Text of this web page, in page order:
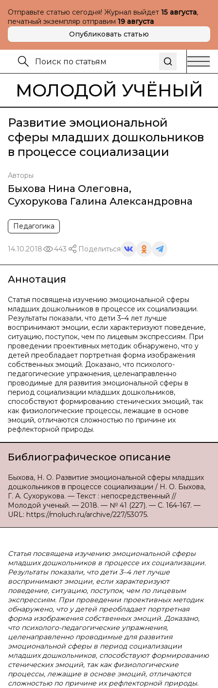
Отправьте статью сегодня! Журнал выйдет 15 августа,
печатный экземпляр отправим 19 августа
Опубликовать статью
МОЛОДОЙ УЧЁНЫЙ
Развитие эмоциональной
сферы младших дошкольников
в процессе социализации
Авторы
Быхова Нина Олеговна,
Сухорукова Галина Александровна
Педагогика
14.10.2018 443 Поделиться
Аннотация
Статья посвящена изучению эмоциональной сферы
младших дошкольников в процессе их социализации.
Результаты показали, что дети 3–4 лет лучше
воспринимают эмоции, если характеризуют поведение,
ситуацию, поступок, чем по лицевым экспрессиям. При
проведении проективных методик обнаружено, что у
детей преобладает портретная форма изображения
собственных эмоций. Доказано, что психолого-
педагогические упражнения, целенаправленно
проводимые для развития эмоциональной сферы в
период социализации младших дошкольников,
способствуют формированию стенических эмоций, так
как физиологические процессы, лежащие в основе
эмоций, отличаются сложностью по причине их
рефлекторной природы.
Библиографическое описание
Быхова, Н. О. Развитие эмоциональной сферы младших
дошкольников в процессе социализации / Н. О. Быхова,
Г. А. Сухорукова. — Текст : непосредственный //
Молодой ученый. — 2018. — № 41 (227). — С. 164-167. —
URL: https://moluch.ru/archive/227/53075.
Статья посвящена изучению эмоциональной сферы
младших дошкольников в процессе их социализации.
Результаты показали, что дети 3–4 лет лучше
воспринимают эмоции, если характеризуют
поведение, ситуацию, поступок, чем по лицевым
экспрессиям. При проведении проективных методик
обнаружено, что у детей преобладает портретная
форма изображения собственных эмоций. Доказано,
что психолого-педагогические упражнения,
целенаправленно проводимые для развития
эмоциональной сферы в период социализации
младших дошкольников, способствуют формированию
стенических эмоций, так как физиологические
процессы, лежащие в основе эмоций, отличаются
сложностью по причине их рефлекторной природы.